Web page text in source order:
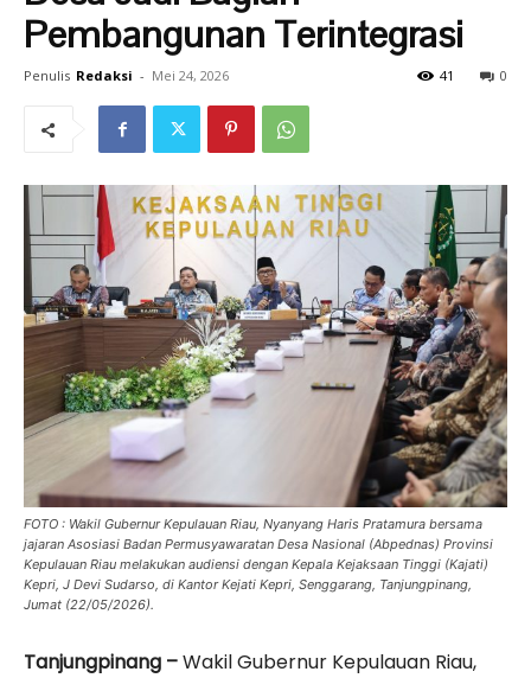
Pembangunan Terintegrasi
Penulis Redaksi - Mei 24, 2026 0
41
FOTO : Wakil Gubernur Kepulauan Riau, Nyanyang Haris Pratamura bersama
jajaran Asosiasi Badan Permusyawaratan Desa Nasional (Abpednas) Provinsi
Kepulauan Riau melakukan audiensi dengan Kepala Kejaksaan Tinggi (Kajati)
Kepri, J Devi Sudarso, di Kantor Kejati Kepri, Senggarang, Tanjungpinang,
Jumat (22/05/2026).
Tanjungpinang –Wakil Gubernur Kepulauan Riau,